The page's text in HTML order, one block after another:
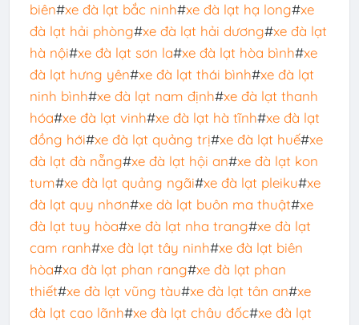
biên#xe đà lạt bắc ninh#xe đà lạt hạ long#xe
đà lạt hải phòng#xe đà lạt hải dương#xe đà lạt
hà nội#xe đà lạt sơn la#xe đà lạt hòa bình#xe
đà lạt hưng yên#xe đà lạt thái bình#xe đà lạt
ninh bình#xe đà lạt nam định#xe đà lạt thanh
hóa#xe đà lạt vinh#xe đà lạt hà tĩnh#xe đà lạt
đồng hới#xe đà lạt quảng trị#xe đà lạt huế#xe
đà lạt đà nẵng#xe đà lạt hội an#xe đà lạt kon
tum#xe đà lạt quảng ngãi#xe đà lạt pleiku#xe
đà lạt quy nhơn#xe dà lạt buôn ma thuật#xe
đà lạt tuy hòa#xe đà lạt nha trang#xe đà lạt
cam ranh#xe đà lạt tây ninh#xe đà lạt biên
hòa#xa đà lạt phan rang#xe đà lạt phan
thiết#xe đà lạt vũng tàu#xe đà lạt tân an#xe
đà lạt cao lãnh#xe đà lạt châu đốc#xe đà lạt